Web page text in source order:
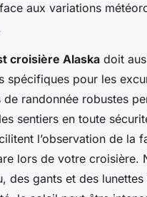
aux variations
croisière Alaska doit
spécifiques pour les
de randonnée robustes
sentiers en toute
l’observation de la
lors de votre croisière.
des gants et des